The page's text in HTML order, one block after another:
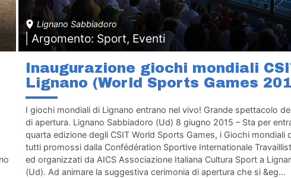
Lignano Sabbiadoro
| Argomento: Sport, Eventi
Inaugurazione giochi mondiali
Lignano (World Sports Games
I giochi mondiali di Lignano entrano nel vivo! Grande spettacolo
di apertura. Lignano Sabbiadoro (Ud) 8 giugno 2015 – Sta per
quarta edizione degli CSIT World Sports Games, i Giochi mondiali
tutti promossi dalla Confédération Sportive Internationale
ed organizzati da AICS Associazione Italiana Cultura Sport a
(Ud). Ad animare la suggestiva cerimonia di apertura che si &eg...